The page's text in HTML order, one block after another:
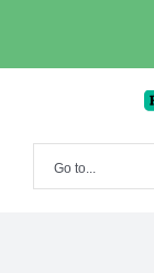
content
Go to...